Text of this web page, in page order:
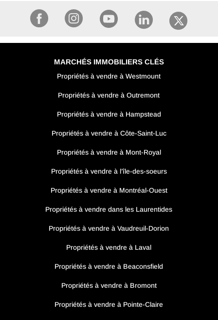
MARCHÉS IMMOBILIERS CLÉS
Propriétés à vendre à Westmount
Propriétés à vendre à Outremont
Propriétés à vendre à Hampstead
Propriétés à vendre à Côte-Saint-Luc
Propriétés à vendre à Mont-Royal
Propriétés à vendre à l’île-des-soeurs
Propriétés à vendre à Montréal-Ouest
Propriétés à vendre dans les Laurentides
Propriétés à vendre à Vaudreuil-Dorion
Propriétés à vendre à Laval
Propriétés à vendre à Beaconsfield
Propriétés à vendre à Bromont
Propriétés à vendre à Pointe-Claire